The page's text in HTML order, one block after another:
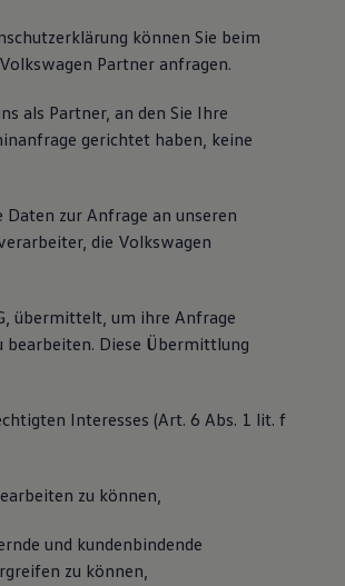
können Sie beim
Partner anfragen.
als Partner, an den Sie Ihre
gerichtet haben, keine
Daten zur Anfrage an unseren
die Volkswagen
übermittelt, um ihre Anfrage
bearbeiten. Diese Übermittlung
Interesses (Art. 6 Abs. 1 lit. f
zu können,
und kundenbindende
zu können,